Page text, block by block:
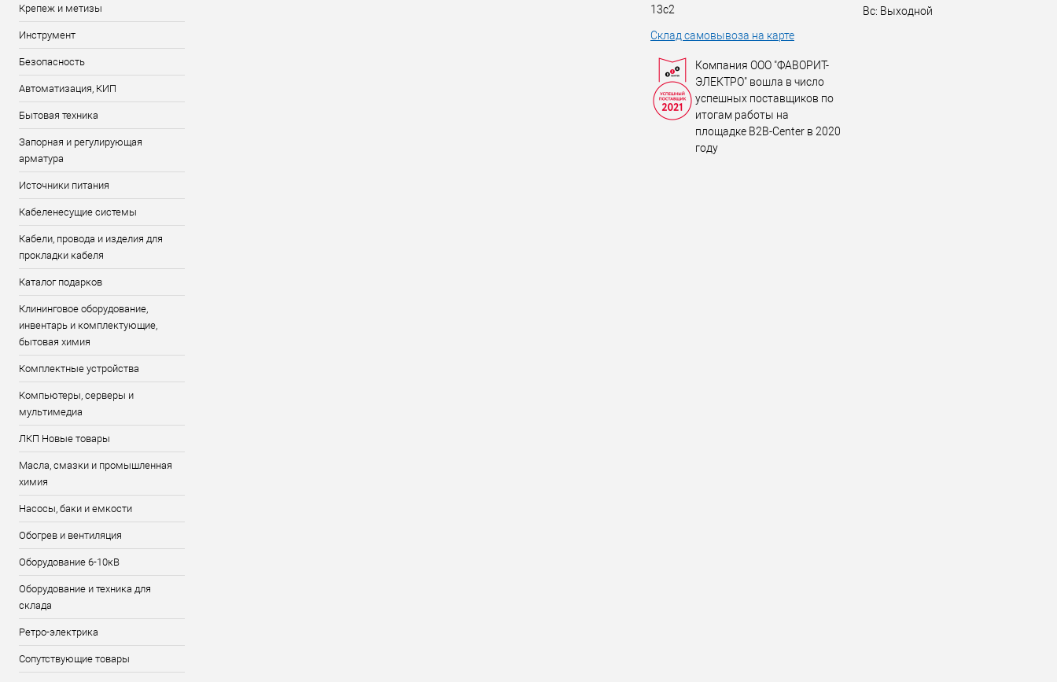
Крепеж и метизы
Инструмент
Безопасность
Автоматизация, КИП
Бытовая техника
Запорная и регулирующая
арматура
Источники питания
Кабеленесущие системы
Кабели, провода и изделия для
прокладки кабеля
Каталог подарков
Клининговое оборудование,
инвентарь и комплектующие,
бытовая химия
Комплектные устройства
Компьютеры, серверы и
мультимедиа
ЛКП Новые товары
Масла, смазки и промышленная
химия
Насосы, баки и емкости
Обогрев и вентиляция
Оборудование 6-10кВ
Оборудование и техника для
склада
Ретро-электрика
Сопутствующие товары
13с2
Склад самовывоза на карте
Компания ООО "ФАВОРИТ-
ЭЛЕКТРО" вошла в число
успешных поставщиков по
итогам работы на
площадке B2B-Center в 2020
году
Вс: Выходной